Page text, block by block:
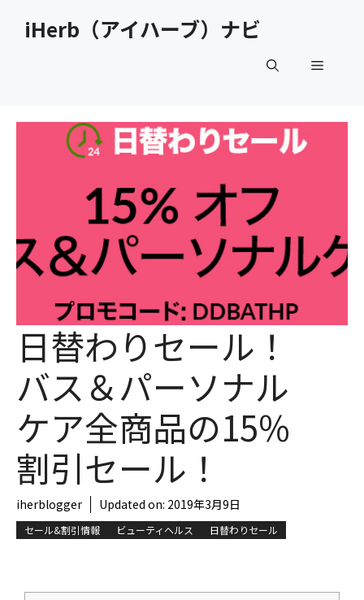
iHerb（アイハーブ）ナビ
メ
日替わりセール！
バス＆パーソナル
ケア全商品の15%
割引セール！
iherblogger Updated on: 2019年3月9日
セール&割引情報 ビューティヘルス 日替わりセール